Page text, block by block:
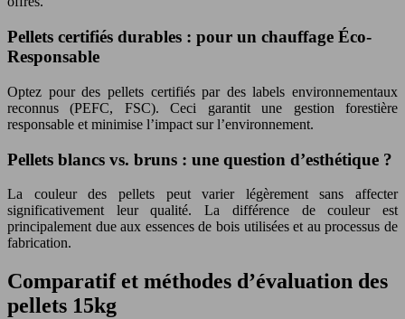
Pellets certifiés durables : pour un chauffage Éco-
Responsable
Optez pour des pellets certifiés par des labels environnementaux
reconnus (PEFC, FSC). Ceci garantit une gestion forestière
responsable et minimise l’impact sur l’environnement.
Pellets blancs vs. bruns : une question d’esthétique ?
La couleur des pellets peut varier légèrement sans affecter
significativement leur qualité. La différence de couleur est
principalement due aux essences de bois utilisées et au processus de
fabrication.
Comparatif et méthodes d’évaluation des
pellets 15kg